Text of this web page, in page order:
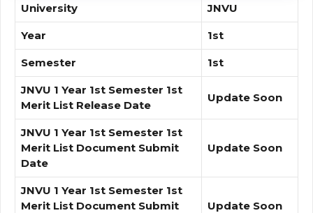
University JNVU
Year 1st
Semester 1st
JNVU 1 Year 1st Semester 1st
Merit List Release Date
Update Soon
JNVU 1 Year 1st Semester 1st
Merit List Document Submit
Date
Update Soon
JNVU 1 Year 1st Semester 1st
Merit List Document Submit
Update Soon